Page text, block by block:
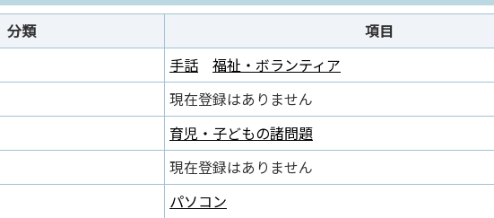
分類
項目
手話
福祉・ボランティア
現在登録はありません
育児・子どもの諸問題
現在登録はありません
パソコン